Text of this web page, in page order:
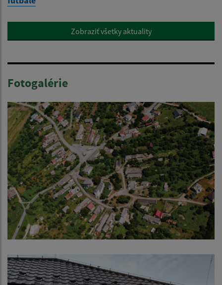
Zobraziť všetky aktuality
Fotogalérie